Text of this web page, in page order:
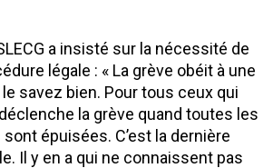
a insisté sur la nécessité de
légale : « La grève obéit à une
savez bien. Pour tous ceux qui
la grève quand toutes les
épuisées. C’est la dernière
Il y en a qui ne connaissent pas